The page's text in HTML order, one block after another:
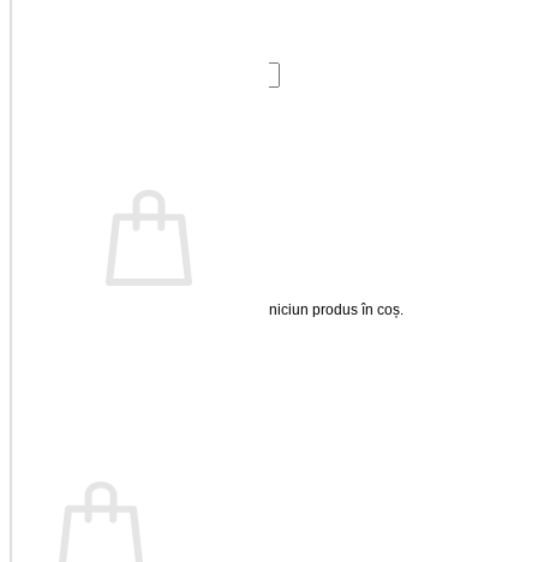
Nu ai niciun produs în coș.